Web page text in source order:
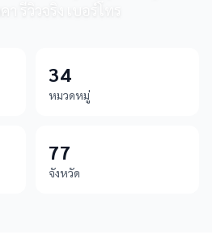
า รีวิวจริง เบอร์โทร
34
หมวดหมู่
77
จังหวัด